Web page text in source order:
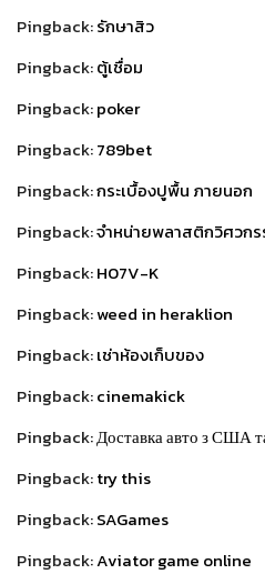
Pingback:รักษาสิว
Pingback:ตู้เชื่อม
Pingback:poker
Pingback:789bet
Pingback:กระเบื้องปูพื้น ภายนอก
Pingback:จำหน่ายพลาสติกวิศวกร
Pingback:H07V-K
Pingback:weed in heraklion
Pingback:เช่าห้องเก็บของ
Pingback:cinemakick
Pingback:Доставка авто з США
Pingback:try this
Pingback:SAGames
Pingback:Aviator game online